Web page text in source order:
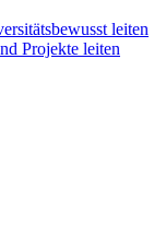
leiten
Projekte leiten